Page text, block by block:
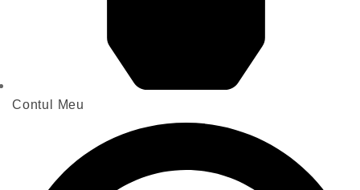
Contul Meu